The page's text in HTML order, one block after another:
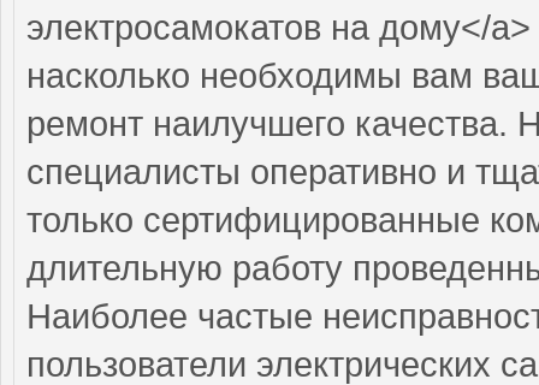
электросамокатов на дому</
насколько необходимы вам
ремонт наилучшего
специалисты оперативно и
только сертифицированные
длительную работу
Наиболее частые
пользователи электрических